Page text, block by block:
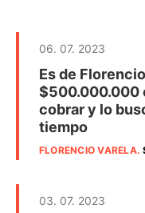
06. 07. 2023
Es de
$500.000.000
cobrar y lo
tiempo
FLORENCIO VARELA.
03. 07. 2023